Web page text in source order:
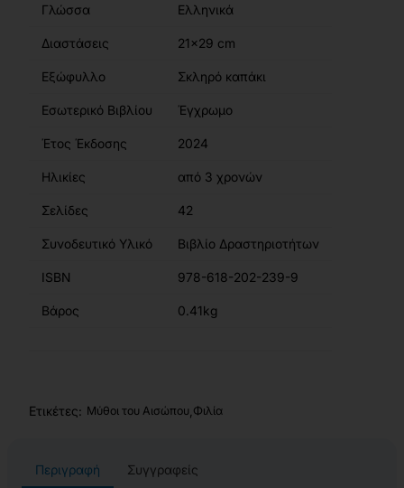
Γλώσσα Ελληνικά
Διαστάσεις 21x29 cm
Εξώφυλλο Σκληρό καπάκι
Εσωτερικό Βιβλίου Έγχρωμο
Έτος Έκδοσης 2024
Ηλικίες από 3 χρονών
Σελίδες 42
Συνοδευτικό Υλικό Βιβλίο Δραστηριοτήτων
ISBN 978-618-202-239-9
Βάρος 0.41kg
Ετικέτες: Μύθοι του Αισώπου Φιλία
Περιγραφή Συγγραφείς